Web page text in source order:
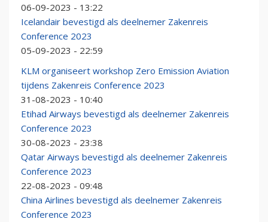
06-09-2023 - 13:22
Icelandair bevestigd als deelnemer Zakenreis
Conference 2023
05-09-2023 - 22:59
KLM organiseert workshop Zero Emission Aviation
tijdens Zakenreis Conference 2023
31-08-2023 - 10:40
Etihad Airways bevestigd als deelnemer Zakenreis
Conference 2023
30-08-2023 - 23:38
Qatar Airways bevestigd als deelnemer Zakenreis
Conference 2023
22-08-2023 - 09:48
China Airlines bevestigd als deelnemer Zakenreis
Conference 2023